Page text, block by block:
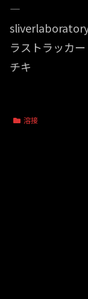
—
sliverlaboratory
ラストラッカ
チキ
溶接